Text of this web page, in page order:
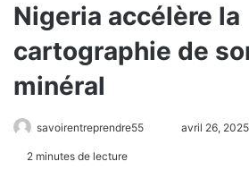
Nigeria accélère la
cartographie de
minéral
savoirentreprendre55 avril 26, 2025
2 minutes de lecture